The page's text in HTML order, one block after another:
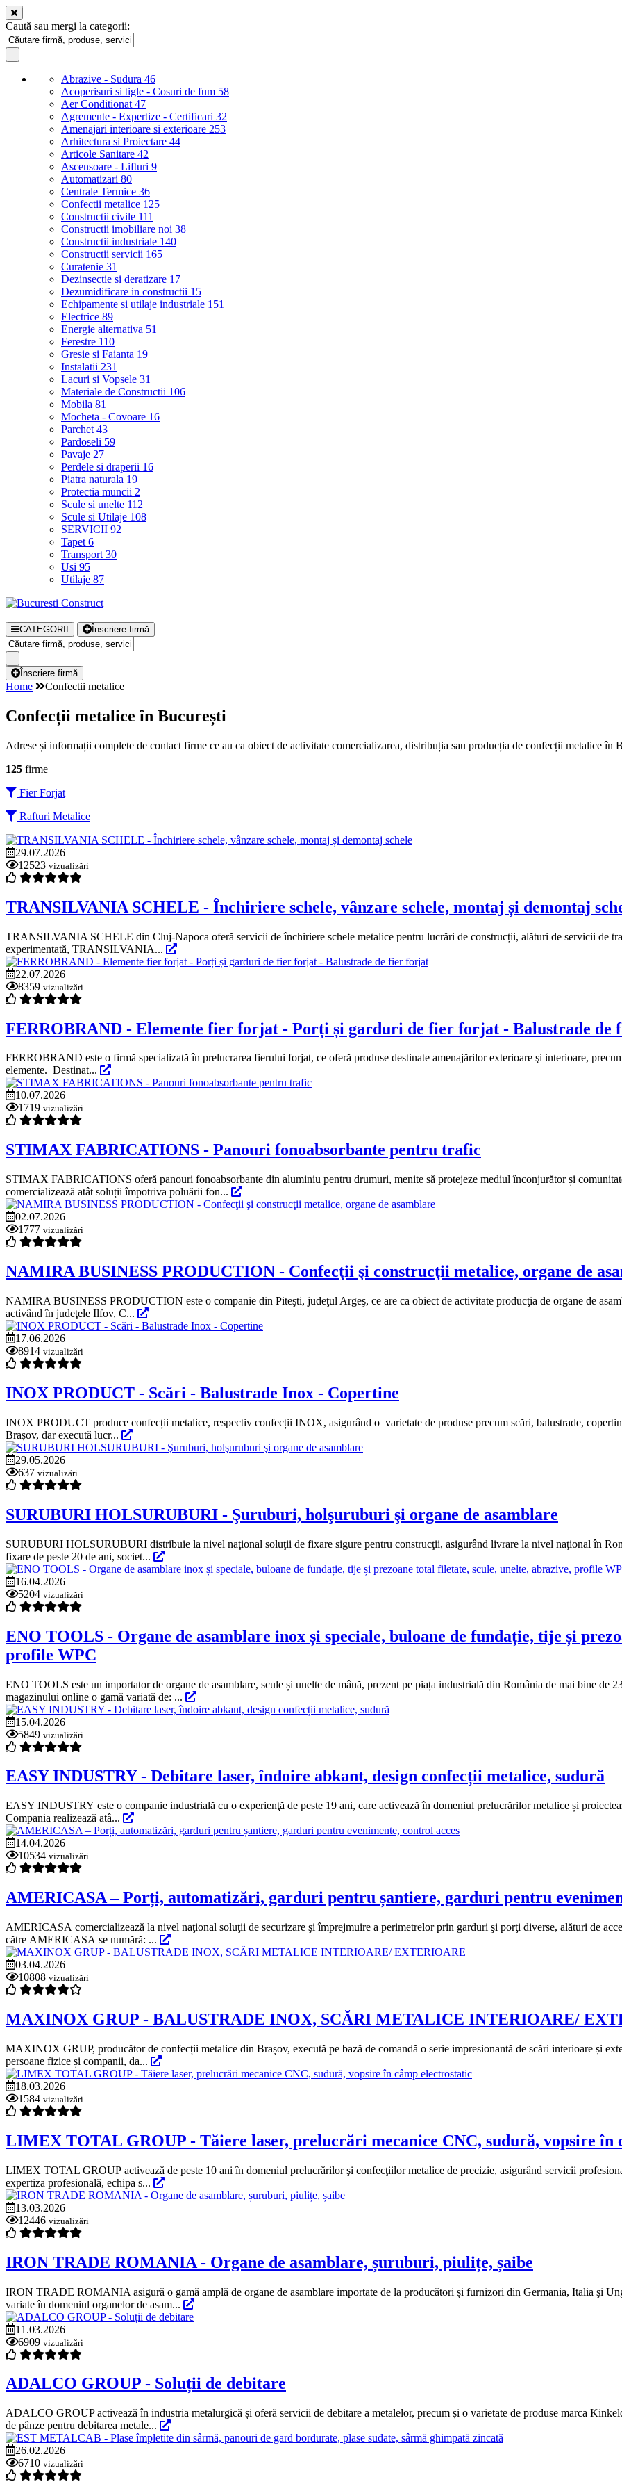
Caută sau mergi la categorii:
Abrazive - Sudura 46
Acoperisuri si tigle - Cosuri de fum 58
Aer Conditionat 47
Agremente - Expertize - Certificari 32
Amenajari interioare si exterioare 253
Arhitectura si Proiectare 44
Articole Sanitare 42
Ascensoare - Lifturi 9
Automatizari 80
Centrale Termice 36
Confectii metalice 125
Constructii civile 111
Constructii imobiliare noi 38
Constructii industriale 140
Constructii servicii 165
Curatenie 31
Dezinsectie si deratizare 17
Dezumidificare in constructii 15
Echipamente si utilaje industriale 151
Electrice 89
Energie alternativa 51
Ferestre 110
Gresie si Faianta 19
Instalatii 231
Lacuri si Vopsele 31
Materiale de Constructii 106
Mobila 81
Mocheta - Covoare 16
Parchet 43
Pardoseli 59
Pavaje 27
Perdele si draperii 16
Piatra naturala 19
Protectia muncii 2
Scule si unelte 112
Scule si Utilaje 108
SERVICII 92
Tapet 6
Transport 30
Usi 95
Utilaje 87
CATEGORII Înscriere firmă
Înscriere firmă
Home Confectii metalice
Confecții metalice în București
Adrese și informații complete de contact firme ce au ca obiect de activitate comercializarea, distribuția sau producția de confecții metalice în
125 firme
Fier Forjat
Rafturi Metalice
29.07.2026
12523 vizualizări
TRANSILVANIA SCHELE - Închiriere schele, vânzare schele, montaj și demontaj
TRANSILVANIA SCHELE din Cluj-Napoca oferă servicii de închiriere schele metalice pentru lucrări de construcții, alături de servicii de
experimentată, TRANSILVANIA...
22.07.2026
8359 vizualizări
FERROBRAND - Elemente fier forjat - Porți și garduri de fier forjat - Balustrade de
FERROBRAND este o firmă specializată în prelucrarea fierului forjat, ce oferă produse destinate amenajărilor exterioare şi interioare,
elemente. Destinat...
10.07.2026
1719 vizualizări
STIMAX FABRICATIONS - Panouri fonoabsorbante pentru trafic
STIMAX FABRICATIONS oferă panouri fonoabsorbante din aluminiu pentru drumuri, menite să protejeze mediul înconjurător și
comercializează atât soluții împotriva poluării fon...
02.07.2026
1777 vizualizări
NAMIRA BUSINESS PRODUCTION - Confecţii şi construcţii metalice, organe de
NAMIRA BUSINESS PRODUCTION este o companie din Piteşti, judeţul Argeş, ce are ca obiect de activitate producţia de organe de
activând în judeţele Ilfov, C...
17.06.2026
8914 vizualizări
INOX PRODUCT - Scări - Balustrade Inox - Copertine
INOX PRODUCT produce confecții metalice, respectiv confecții INOX, asigurând o varietate de produse precum scări, balustrade,
Brașov, dar execută lucr...
29.05.2026
637 vizualizări
SURUBURI HOLSURUBURI - Şuruburi, holşuruburi şi organe de asamblare
SURUBURI HOLSURUBURI distribuie la nivel naţional soluţii de fixare sigure pentru construcţii, asigurând livrare la nivel naţional în
fixare de peste 20 de ani, societ...
16.04.2026
5204 vizualizări
ENO TOOLS - Organe de asamblare inox și speciale, buloane de fundație, tije și
profile WPC
ENO TOOLS este un importator de organe de asamblare, scule și unelte de mână, prezent pe piața industrială din România de mai bine de
magazinului online o gamă variată de: ...
15.04.2026
5849 vizualizări
EASY INDUSTRY - Debitare laser, îndoire abkant, design confecții metalice, sudură
EASY INDUSTRY este o companie industrială cu o experienţă de peste 19 ani, care activează în domeniul prelucrărilor metalice și
Compania realizează atâ...
14.04.2026
10534 vizualizări
AMERICASA – Porți, automatizări, garduri pentru șantiere, garduri pentru
AMERICASA comercializează la nivel naţional soluţii de securizare şi împrejmuire a perimetrelor prin garduri şi porţi diverse, alături de
către AMERICASA se numără: ...
03.04.2026
10808 vizualizări
MAXINOX GRUP - BALUSTRADE INOX, SCĂRI METALICE INTERIOARE/
MAXINOX GRUP, producător de confecții metalice din Brașov, execută pe bază de comandă o serie impresionantă de scări interioare și
persoane fizice și companii, da...
18.03.2026
1584 vizualizări
LIMEX TOTAL GROUP - Tăiere laser, prelucrări mecanice CNC, sudură, vopsire în
LIMEX TOTAL GROUP activează de peste 10 ani în domeniul prelucrărilor şi confecţiilor metalice de precizie, asigurând servicii
expertiza profesională, echipa s...
13.03.2026
12446 vizualizări
IRON TRADE ROMANIA - Organe de asamblare, șuruburi, piulițe, șaibe
IRON TRADE ROMANIA asigură o gamă amplă de organe de asamblare importate de la producători și furnizori din Germania, Italia şi
variate în domeniul organelor de asam...
11.03.2026
6909 vizualizări
ADALCO GROUP - Soluții de debitare
ADALCO GROUP activează în industria metalurgică și oferă servicii de debitare a metalelor, precum și o varietate de produse marca
de pânze pentru debitarea metale...
26.02.2026
6710 vizualizări